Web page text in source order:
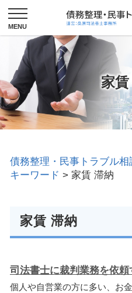
家
債務整理・民事トラブル相
キーワード > 家賃 滞納
家賃 滞納
司法書士に裁判業務を依頼
個人や自営業の方に多い、お